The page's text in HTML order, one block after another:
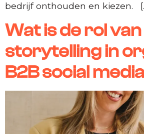
bedrijf onthouden en kiezen.
Wat is de rol van
storytelling in
B2B social